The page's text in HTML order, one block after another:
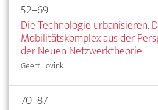
52–69
Die Technologie urbanisieren.
Mobilitätskomplex aus der
der Neuen Netzwerktheorie
Geert Lovink
70–87